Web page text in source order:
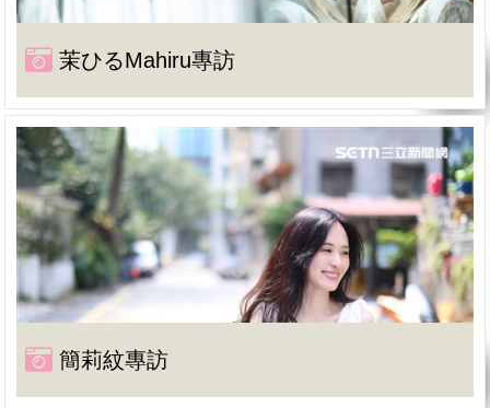
茉ひるMahiru專訪
簡莉紋專訪